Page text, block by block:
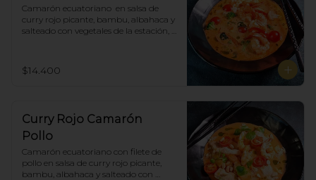
Camarón ecuatoriano  en salsa de
curry rojo picante, bambu, albahaca y
salteado con vegetales de la estación,
$14.400
Curry Rojo Camarón
Pollo
Camarón ecuatoriano con filete de
pollo en salsa de curry rojo picante,
bambu, albahaca y salteado con